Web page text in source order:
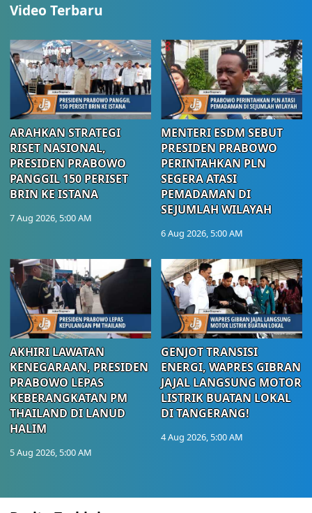
Video Terbaru
ARAHKAN STRATEGI
RISET NASIONAL,
PRESIDEN PRABOWO
PANGGIL 150 PERISET
BRIN KE ISTANA
7 Aug 2026, 5:00 AM
MENTERI ESDM SEBUT
PRESIDEN PRABOWO
PERINTAHKAN PLN
SEGERA ATASI
PEMADAMAN DI
SEJUMLAH WILAYAH
6 Aug 2026, 5:00 AM
AKHIRI LAWATAN
KENEGARAAN, PRESIDEN
PRABOWO LEPAS
KEBERANGKATAN PM
THAILAND DI LANUD
HALIM
5 Aug 2026, 5:00 AM
GENJOT TRANSISI
ENERGI, WAPRES GIBRAN
JAJAL LANGSUNG MOTOR
LISTRIK BUATAN LOKAL
DI TANGERANG!
4 Aug 2026, 5:00 AM